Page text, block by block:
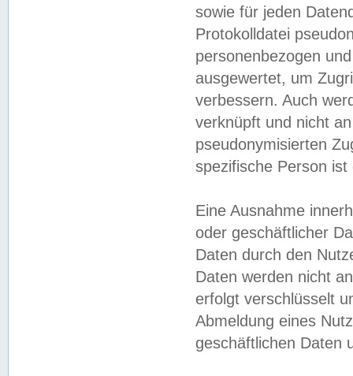
sowie für jeden
Protokolldatei
personenbezogen
ausgewertet, um
verbessern. Auch
verknüpft und nicht
pseudonymisierten
spezifische Person
Eine Ausnahme
oder geschäftlicher
Daten durch den
Daten werden nicht
erfolgt verschlüsselt
Abmeldung eines
geschäftlichen Daten